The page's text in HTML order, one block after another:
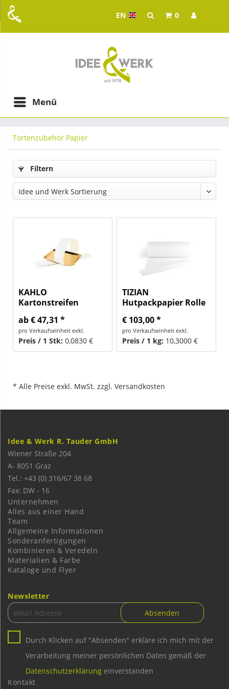
EN Idee & Werk - your
0
Menü
Tortenzubehör Papier
in Graz
Filtern
KAHLO
Kartonstreifen
ab € 47,31 *
pro Verkaufseinheit exkl.
Preis / 1 Stk:0,0830 €
TIZIAN
Hutpackpapier Rolle
€ 103,00 *
pro Verkaufseinheit exkl.
Preis / 1 kg: 10,3000 €
* Alle Preise exkl. MwSt. zzgl. Versandkosten
Idee & Werk R. Tauder GmbH
Wiener Straße 204
A- 8051 Graz
Tel.: +43 (0) 316/67 38 68
Fax: DW - 16
Unternehmen
Alles aus einer Hand
Team
Allgemeine Informationen
Sonderanfertigungen
Kombinieren & Veredeln
Materialien & Farbe
Kataloge und Flyer
Newsletter
Durch Klicken auf "Absenden" erkläre ich mich mit der
Verarbeitung meiner persönlichen Daten gemäß der
Datenschutzerklärung einverstanden
Kontakt